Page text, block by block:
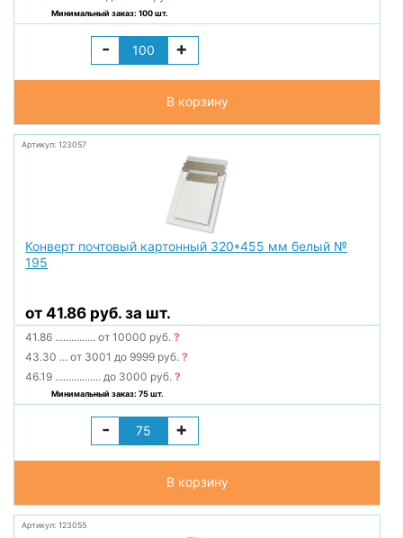
Минимальный заказ: 100 шт.
- +
В корзину
Артикул: 123057
Конверт почтовый картонный 320*455 мм белый №
195
от 41.86 руб. за шт.
41.86 ............... от 10000 руб.?
43.30 ... от 3001 до 9999 руб.?
46.19 ................. до 3000 руб.?
Минимальный заказ: 75 шт.
- +
В корзину
Артикул: 123055